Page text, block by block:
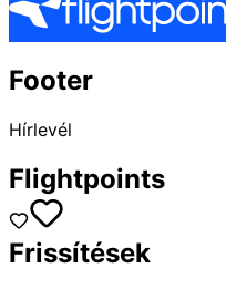
Footer
Hírlevél
Flightpoints
Frissítések